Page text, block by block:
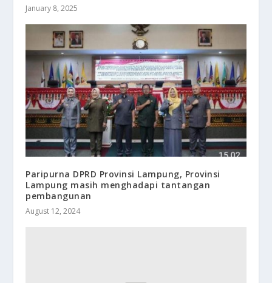
January 8, 2025
Paripurna DPRD Provinsi Lampung, Provinsi
Lampung masih menghadapi tantangan
pembangunan
August 12, 2024